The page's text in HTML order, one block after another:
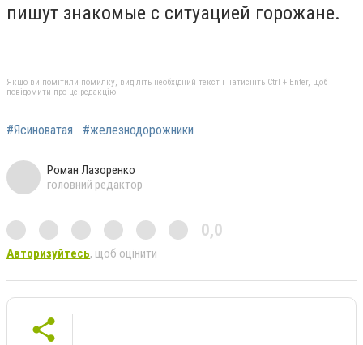
пишут знакомые с ситуацией горожане.
Якщо ви помітили помилку, виділіть необхідний текст і натисніть Ctrl + Enter, щоб
повідомити про це редакцію
#Ясиноватая #железнодорожники
Роман Лазоренко
головний редактор
0,0
Авторизуйтесь, щоб оцінити